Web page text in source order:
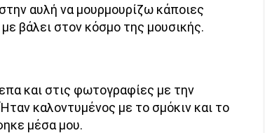
αυλή να μουρμουρίζω κάποιες
βάλει στον κόσμο της μουσικής.
και στις φωτογραφίες με την
καλοντυμένος με το σμόκιν και το
μέσα μου.